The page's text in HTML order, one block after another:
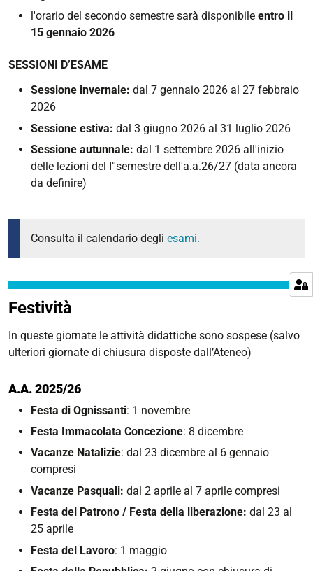
l'orario del secondo semestre sarà disponibile entro il
15 gennaio 2026
SESSIONI D’ESAME
Sessione invernale: dal 7 gennaio 2026 al 27 febbraio
2026
Sessione estiva: dal 3 giugno 2026 al 31 luglio 2026
Sessione autunnale: dal 1 settembre 2026 all'inizio
delle lezioni del I°semestre dell'a.a.26/27 (data ancora
da definire)
Consulta il calendario degli esami.
Festività
In queste giornate le attività didattiche sono sospese (salvo
ulteriori giornate di chiusura disposte dall’Ateneo)
A.A. 2025/26
Festa di Ognissanti: 1 novembre
Festa Immacolata Concezione: 8 dicembre
Vacanze Natalizie: dal 23 dicembre al 6 gennaio
compresi
Vacanze Pasquali: dal 2 aprile al 7 aprile compresi
Festa del Patrono / Festa della liberazione: dal 23 al
25 aprile
Festa del Lavoro: 1 maggio